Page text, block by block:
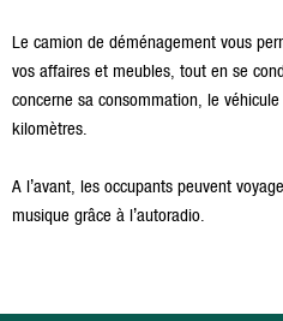
Le camion de déménagement vous
vos affaires et meubles, tout en se
concerne sa consommation, le
kilomètres.
A l’avant, les occupants peuvent
musique grâce à l’autoradio.